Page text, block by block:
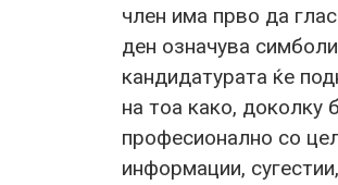
член има прво да
ден означува
кандидатурата ќе
на тоа како, доколку
професионално со
информации,